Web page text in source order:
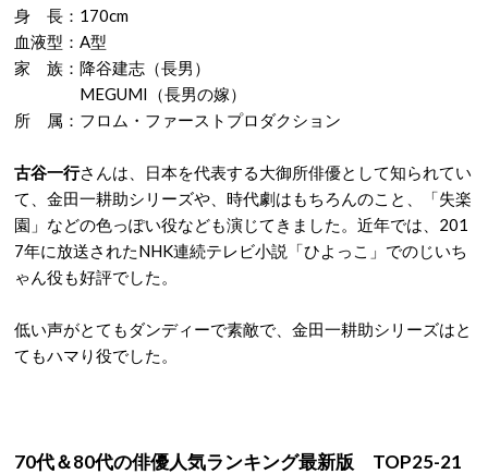
身 長：170cm
血液型：A型
家 族：降谷建志（長男）
MEGUMI（長男の嫁）
所 属：フロム・ファーストプロダクション
古谷一行さんは、日本を代表する大御所俳優として知られてい
て、金田一耕助シリーズや、時代劇はもちろんのこと、「失楽
園」などの色っぽい役なども演じてきました。近年では、201
7年に放送されたNHK連続テレビ小説「ひよっこ」でのじいち
ゃん役も好評でした。
低い声がとてもダンディーで素敵で、金田一耕助シリーズはと
てもハマり役でした。
70代＆80代の俳優人気ランキング最新版 TOP25-21